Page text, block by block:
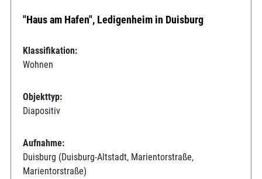
"Haus am Hafen", Ledigenheim in Duisburg
Klassifikation:
Wohnen
Objekttyp:
Diapositiv
Aufnahme:
Duisburg (Duisburg-Altstadt, Marientorstraße,
Marientorstraße)